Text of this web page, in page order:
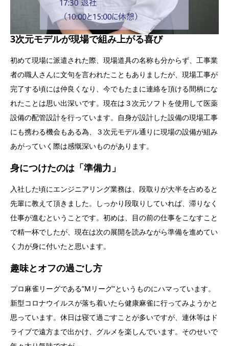
3次元モデルが現場で組み上がる喜び
初めて現場に派遣された際、現場道具の名称も分からず、工事業
者の職人さんに文句を言われたこともありましたが、現場工事が
完了する頃には仲良くなり、今でもたまに連絡を頂ける間柄にな
れたことは思い出深いです。現在は３次元ソフトを使用して医薬
設備の配管設計を行っています。自身が設計した設備の現場工事
にも携わる機会もある為、３次元モデル通りに現場の設備が組み
あがっていく際は感慨深いものがあります。
身につけたのは「準備力」
入社した頃にエンジニアリング業務は、段取りが大半を占めると
先輩に教えて頂きました。しっかり段取りしていれば、滞りなく
仕事が進むということです。初めは、目の前の仕事をこなすこと
で精一杯でしたが、現在は次の展開を読みながら準備を進めてい
く力が身に付いたと思います。
趣味とオフの過ごし方
プロ麻雀リーグである”Mリーグ”というものにハマっています。
新型コロナウイルスが落ち着いたら健康麻雀に行ってみようかと
思っています。休日は寝て過ごすことが多いですが、連休等はド
ライブで遠方まで出かけ、グルメを楽しんでいます。そのせいで